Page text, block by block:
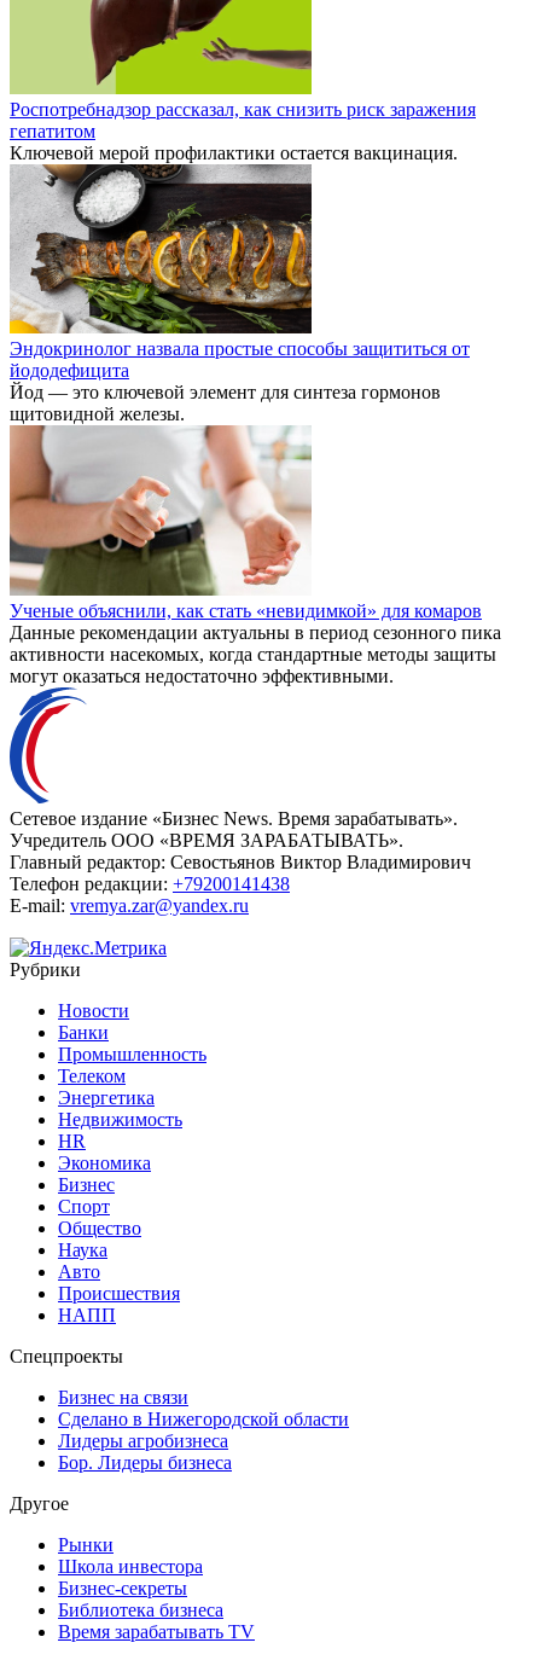
Роспотребнадзор рассказал, как снизить риск заражения
гепатитом
Ключевой мерой профилактики остается вакцинация.
Эндокринолог назвала простые способы защититься от
йододефицита
Йод — это ключевой элемент для синтеза гормонов
щитовидной железы.
Ученые объяснили, как стать «невидимкой» для комаров
Данные рекомендации актуальны в период сезонного пика
активности насекомых, когда стандартные методы защиты
могут оказаться недостаточно эффективными.
Сетевое издание «Бизнес News. Время зарабатывать».
Учредитель ООО «ВРЕМЯ ЗАРАБАТЫВАТЬ».
Главный редактор: Севостьянов Виктор Владимирович
Телефон редакции: +79200141438
E-mail: vremya.zar@yandex.ru
Рубрики
Новости
Банки
Промышленность
Телеком
Энергетика
Недвижимость
HR
Экономика
Бизнес
Спорт
Общество
Наука
Авто
Происшествия
НАПП
Спецпроекты
Бизнес на связи
Сделано в Нижегородской области
Лидеры агробизнеса
Бор. Лидеры бизнеса
Другое
Рынки
Школа инвестора
Бизнес-секреты
Библиотека бизнеса
Время зарабатывать TV